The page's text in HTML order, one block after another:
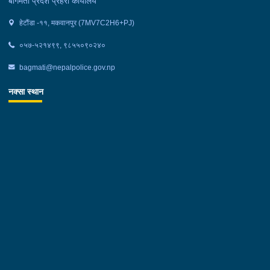
हेटौंडा -११, मकवानपुर (7MV7C2H6+PJ)
०५७-५२१४९९, ९८५५०९०२४०
bagmati@nepalpolice.gov.np
नक्सा स्थान